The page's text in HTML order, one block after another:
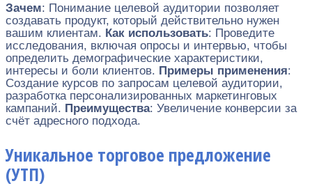
Зачем: Понимание целевой аудитории позволяет
создавать продукт, который действительно нужен
вашим клиентам. Как использовать: Проведите
исследования, включая опросы и интервью, чтобы
определить демографические характеристики,
интересы и боли клиентов. Примеры применения:
Создание курсов по запросам целевой аудитории,
разработка персонализированных маркетинговых
кампаний. Преимущества: Увеличение конверсии за
счёт адресного подхода.
Уникальное торговое предложение
(УТП)